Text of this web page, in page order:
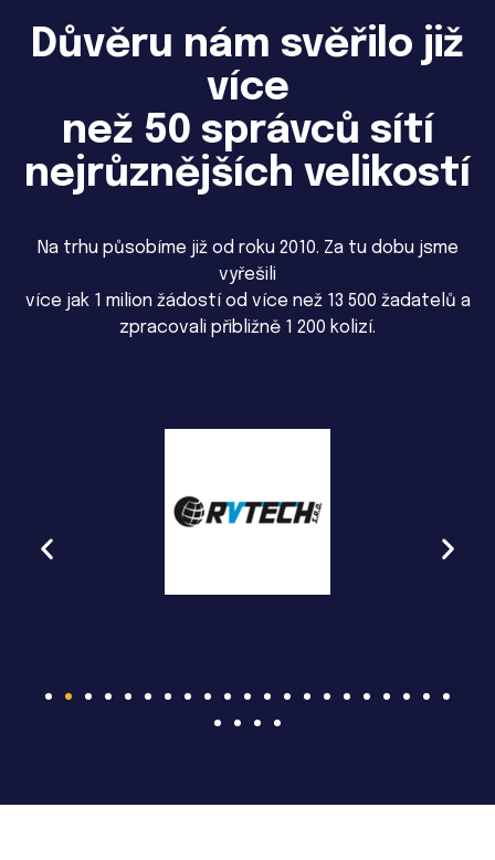
Důvěru nám svěřilo již
více
než 50 správců sítí
nejrůznějších velikostí
Na trhu působíme již od roku 2010. Za tu dobu jsme
vyřešili
více jak 1 milion žádostí od více než 13 500 žadatelů a
zpracovali přibližně 1 200 kolizí.